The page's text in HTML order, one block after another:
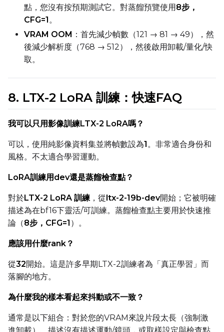
點，您沒有按預期測試它。對蒸餾預覽使用8步，
CFG=1 。
VRAM OOM ：首先減少幀數（121 → 81 → 49），然
後減少解析度（768 → 512），然後啟用卸載/量化/快
取。
8. LTX-2 LoRA 訓練：快速FAQ
我可以只用影像訓練LTX-2 LoRA嗎？
可以，使用純影像資料集並將幀數設為1 。非常適合身份和
風格。不太適合學習運動。
LoRA訓練用dev還是蒸餾檢查點？
對於LTX-2 LoRA 訓練 ，從ltx-2-19b-dev開始；它被明確
描述為在bf16下靈活/可訓練。蒸餾檢查點主要用於快速推
論（8步，CFG=1 ）。
應該用什麼rank？
從32開始。這是許多早期LTX-2訓練者為「真正學習」而
落腳的地方。
為什麼我的樣本看起來抖動或不一致？
通常是以下組合：對於您的VRAM來說片段太長（強制激
進卸載）、描述沒有描述運動/鏡頭，或取樣設定與檢查點